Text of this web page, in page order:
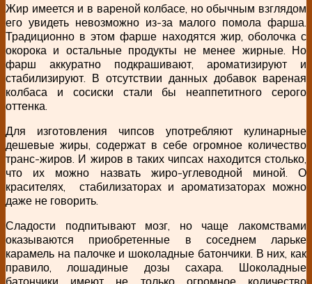
Жир имеется и в вареной колбасе, но обычным взглядом
его увидеть невозможно из-за малого помола фарша.
Традиционно в этом фарше находятся жир, оболочка с
окорока и остальные продукты не менее жирные. Но
фарш аккуратно подкрашивают, ароматизируют и
стабилизируют. В отсутствии данных добавок вареная
колбаса и сосиски стали бы неаппетитного серого
оттенка.
Для изготовления чипсов употребляют кулинарные
дешевые жиры, содержат в себе огромное количество
транс-жиров. И жиров в таких чипсах находится столько,
что их можно назвать жиро-углеводной миной. О
красителях, стабилизаторах и ароматизаторах можно
даже не говорить.
Сладости подпитывают мозг, но чаще лакомствами
оказываются приобретенные в соседнем ларьке
карамель на палочке и шоколадные батончики. В них, как
правило, лошадиные дозы сахара. Шоколадные
батончики имеют не только огромное количество